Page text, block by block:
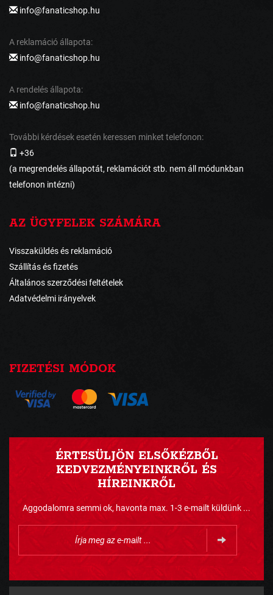
info@fanaticshop.hu
A reklamáció állapota:
info@fanaticshop.hu
A rendelés állapota:
info@fanaticshop.hu
További kérdések esetén keressen minket telefonon:
+36
(a megrendelés állapotát, reklamációt stb. nem áll módunkban
telefonon intézni)
AZ ÜGYFELEK SZÁMÁRA
Visszaküldés és reklamáció
Szállítás és fizetés
Általános szerződési feltételek
Adatvédelmi irányelvek
FIZETÉSI MÓDOK
ÉRTESÜLJÖN ELSŐKÉZBŐL
KEDVEZMÉNYEINKRŐL ÉS
HÍREINKRŐL
Aggodalomra semmi ok, havonta max. 1-3 e-mailt küldünk ...